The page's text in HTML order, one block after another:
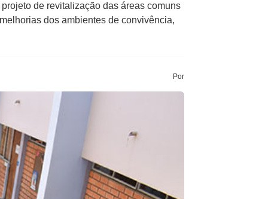
de revitalização das áreas comuns
dos ambientes de convivência,
Por